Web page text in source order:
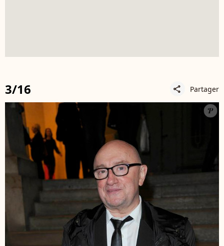
3/16 share Partager